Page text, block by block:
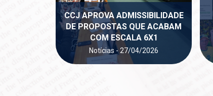
CCJ APROVA ADMISSIBILIDADE
DE PROPOSTAS QUE ACABAM
COM ESCALA 6X1
Notícias - 27/04/2026